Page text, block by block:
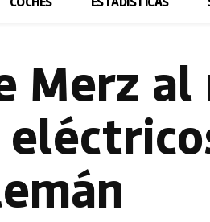
Merz